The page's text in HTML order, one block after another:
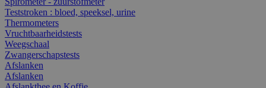
Teststroken : bloed, speeksel, urine
Thermometers
Vruchtbaarheidstests
Weegschaal
Zwangerschapstests
Afslanken
Afslanken